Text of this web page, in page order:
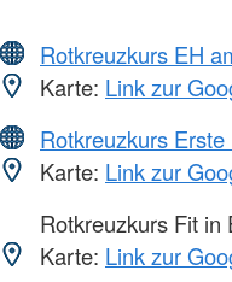
Rotkreuzkurs EH
Karte: Link zur
Rotkreuzkurs Erste
Karte: Link zur
Rotkreuzkurs Fit in
Karte: Link zur